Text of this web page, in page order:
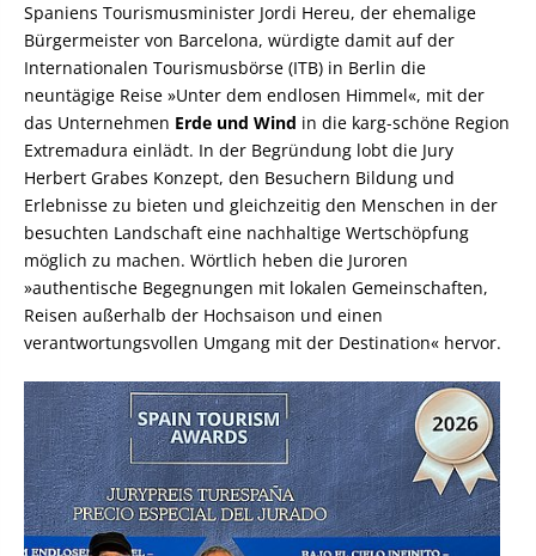
Erde und Wind-Feste
Spaniens Tourismusminister Jordi Hereu, der ehemalige
Bürgermeister von Barcelona, würdigte damit auf der
Internationalen Tourismusbörse (ITB) in Berlin die
neuntägige Reise »Unter dem endlosen Himmel«, mit der
das Unternehmen Erde und Wind in die karg-schöne Region
Extremadura einlädt. In der Begründung lobt die Jury
Herbert Grabes Konzept, den Besuchern Bildung und
Erlebnisse zu bieten und gleichzeitig den Menschen in der
besuchten Landschaft eine nachhaltige Wertschöpfung
möglich zu machen. Wörtlich heben die Juroren
»authentische Begegnungen mit lokalen Gemeinschaften,
Reisen außerhalb der Hochsaison und einen
verantwortungsvollen Umgang mit der Destination« hervor.